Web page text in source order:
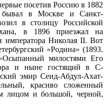
посетив Россию в 1882
бывал в Москве и Санкт-
в столицу Российской
в 1896 приезжал на
императора Николая II. Вот
«Родина» (1893.
милостями Его
и ныне гостящий в С-
эмир Сеид-Абдул-Ахат-
красиво сложенный
лицом и большой, черной,